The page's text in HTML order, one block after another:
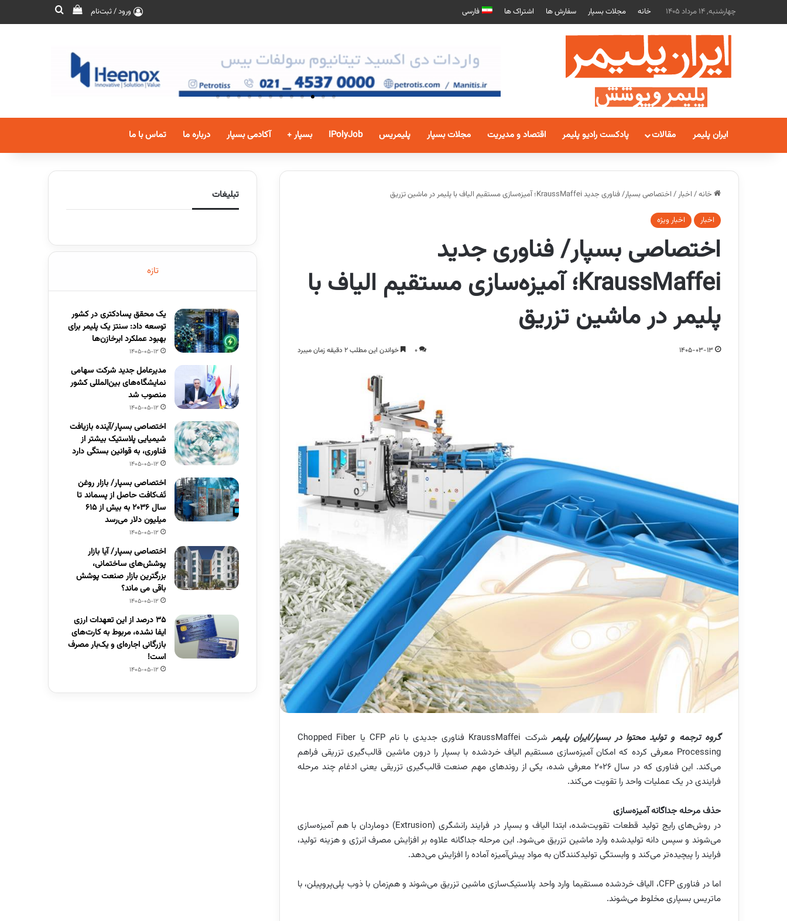
چهارشنبه, 14 مرداد 1405 خانه مجلات بسپار سفارش ها اشتراک ها فارسی ورود / ثبت‌نام
ایران پلیمر مقالات پادکست رادیو پلیمر اقتصاد و مدیریت مجلات بسپار پلیمریس IPolyJob بسپار + آکادمی بسپار درباره ما تماس با ما
خانه/ اخبار/ اختصاصی بسپار/ فناوری جدید KraussMaffei؛ آمیزه‌سازی مستقیم الیاف با پلیمر در ماشین تزریق
اخبار اخبار ویژه
اختصاصی بسپار/ فناوری جدید
KraussMaffei؛ آمیزه‌سازی مستقیم الیاف با
پلیمر در ماشین تزریق
1405-03-13
0 خواندن این مطلب 2 دقیقه زمان میبرد
گروه ترجمه و تولید محتوا در بسپار/ایران پلیمر
شرکت KraussMaffei فناوری جدیدی با نام CFP یا Chopped Fiber
Processing معرفی کرده که امکان آمیزه‌سازی مستقیم الیاف خردشده با بسپار را درون ماشین قالب‌گیری تزریقی فراهم
می‌کند. این فناوری که در سال ۲۰۲۶ معرفی شده، یکی از روندهای مهم صنعت قالب‌گیری تزریقی یعنی ادغام چند مرحله
فرایندی در یک عملیات واحد را تقویت می‌کند.
حذف مرحله جداگانه آمیزه‌سازی
در روش‌های رایج تولید قطعات تقویت‌شده، ابتدا الیاف و بسپار در فرایند رانشگری (Extrusion) دوماردان با هم آمیزه‌سازی
می‌شوند و سپس دانه تولیدشده وارد ماشین تزریق می‌شود. این مرحله جداگانه علاوه بر افزایش مصرف انرژی و هزینه تولید،
فرایند را پیچیده‌تر می‌کند و وابستگی تولیدکنندگان به مواد پیش‌آمیزه آماده را افزایش می‌دهد.
اما در فناوری CFP، الیاف خردشده مستقیما وارد واحد پلاستیک‌سازی ماشین تزریق می‌شوند و هم‌زمان با ذوب پلی‌پروپیلن، با
ماتریس بسپاری مخلوط می‌شوند.
تبلیغات
تازه
یک محقق پسادکتری در کشور
توسعه داد: سنتز یک پلیمر برای
بهبود عملکرد ابرخازن‌ها
1405-05-12
مدیرعامل جدید شرکت سهامی
نمایشگاه‌های بین‌المللی کشور
منصوب شد
1405-05-12
اختصاصی بسپار/آینده بازیافت
شیمیایی پلاستیک بیشتر از
فناوری، به قوانین بستگی دارد
1405-05-12
اختصاصی بسپار/ بازار روغن
تَف‌کافت حاصل از پسماند تا
سال ۲۰۳۶ به بیش از ۶۱۵
میلیون دلار می‌رسد
1405-05-12
اختصاصی بسپار/ آیا بازار
پوشش‌های ساختمانی،
بزرگترین بازار صنعت پوشش
باقی می ماند؟
1405-05-12
۳۵ درصد از این تعهدات ارزی
ایفا نشده، مربوط به کارت‌های
بازرگانی اجاره‌ای و یک‌بار مصرف
است!
1405-05-12